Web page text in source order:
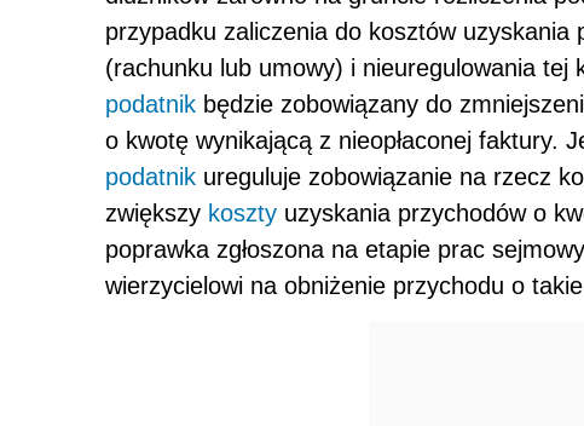
przypadku zaliczenia do kosztów
(rachunku lub umowy) i nieuregulowania tej
podatnik będzie zobowiązany do
o kwotę wynikającą z nieopłaconej faktury.
podatnik ureguluje zobowiązanie na rzecz
zwiększy koszty uzyskania przychodów o
poprawka zgłoszona na etapie prac
wierzycielowi na obniżenie przychodu o